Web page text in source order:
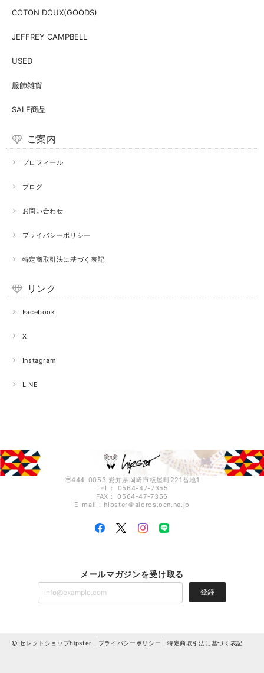
COTON DOUX(GOODS)
JEFFREY CAMPBELL
USED
服飾雑貨
SALE商品
ご案内
プロフィール
ブログ
お問い合わせ
プライバシーポリシー
特定商取引法に基づく表記
リンク
Facebook
X
Instagram
LINE
〶444-0053 愛知県岡崎市板屋町221番地1
TEL： 0564-47-7355
FAX： 0564-47-7356
E-mail：hipster＠aioros.ocn.ne.jp
メールマガジンを受け取る
登録
セレクトショップhipster | プライバシーポリシー |特定商取引法に基づく表記